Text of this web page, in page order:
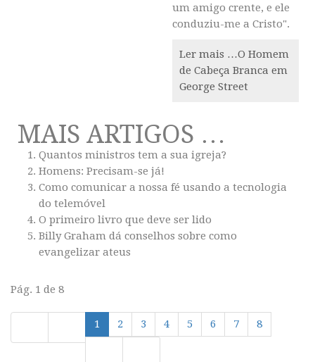
um amigo crente, e ele
conduziu-me a Cristo".
Ler mais …O Homem
de Cabeça Branca em
George Street
MAIS ARTIGOS …
Quantos ministros tem a sua igreja?
Homens: Precisam-se já!
Como comunicar a nossa fé usando a tecnologia
do telemóvel
O primeiro livro que deve ser lido
Billy Graham dá conselhos sobre como
evangelizar ateus
Pág. 1 de 8
1 2 3 4 5 6 7 8